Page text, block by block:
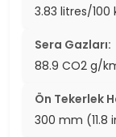
3.83 litres/100
Sera Gazları:
88.9 CO2 g/
Ön Tekerlek
300 mm